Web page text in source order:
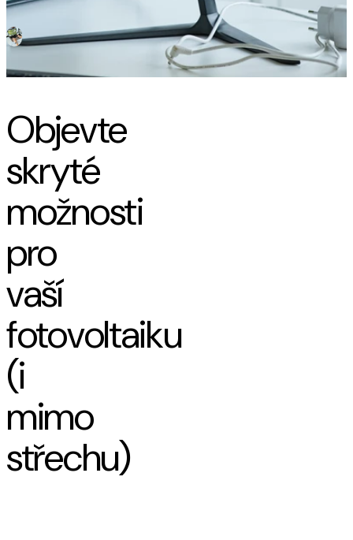
Služba
Objevte
skryté
možnosti
pro
vaší
fotovoltaiku
(i
mimo
střechu)